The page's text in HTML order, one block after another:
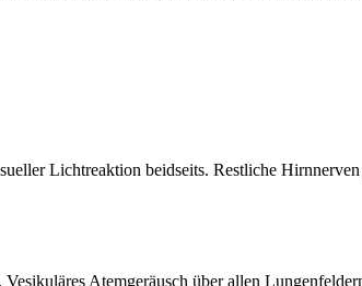
Lichtreaktion beidseits. Restliche
Atemgeräusch über allen